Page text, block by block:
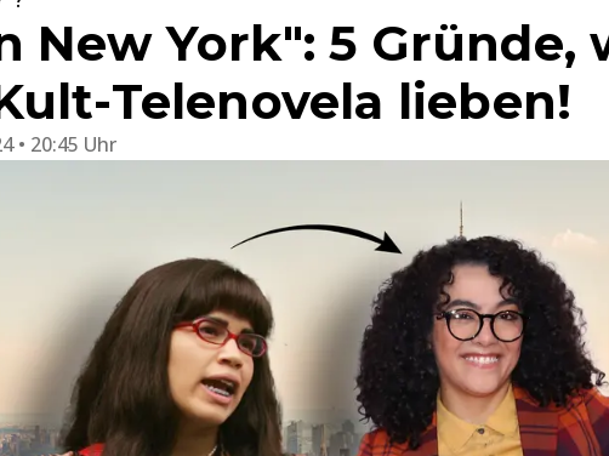
New York": 5 Gründe,
Telenovela lieben!
• 20:45 Uhr